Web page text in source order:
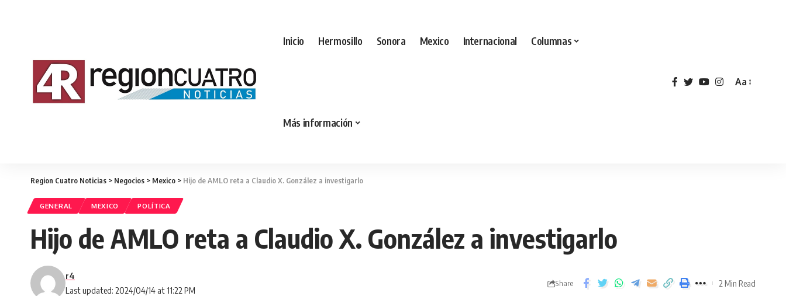
Inicio Hermosillo Sonora Mexico Internacional Columnas
Más información
Aa
Region Cuatro Noticias > Negocios > Mexico > Hijo de AMLO reta a Claudio X. González a investigarlo
GENERAL MEXICO POLÍTICA
Hijo de AMLO reta a Claudio X. González a investigarlo
Last updated: 2024/04/14 at 11:22 PM
r4
Share 2 Min Read